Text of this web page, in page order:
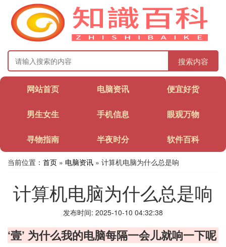
搜索内容
网站首页 电脑资讯 便宜好货
男生女生 手机信息 眼观万物
寻物指南 半夜时分 软件百科
当前位置： 首页 » 电脑资讯 » 计算机电脑为什么总是响
计算机电脑为什么总是响
发布时间: 2025-10-10 04:32:38
‘壹’ 为什么我的电脑每隔一会儿就响一下呢